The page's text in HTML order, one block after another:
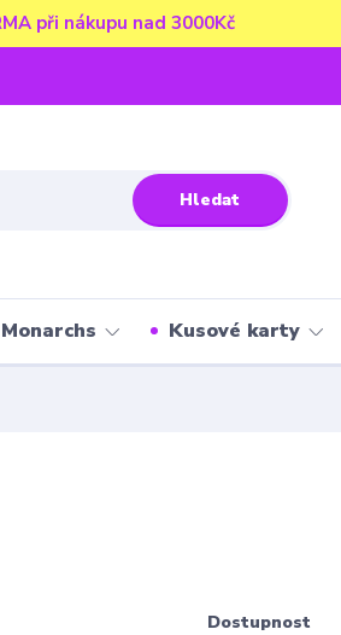
při nákupu nad 3000Kč
Hledat
Kusové karty
Dostupnost